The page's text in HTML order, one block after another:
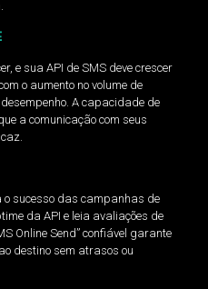
e sua API de SMS deve crescer
o aumento no volume de
A capacidade de
a comunicação com seus
sucesso das campanhas de
da API e leia avaliações de
Online Send” confiável garante
destino sem atrasos ou